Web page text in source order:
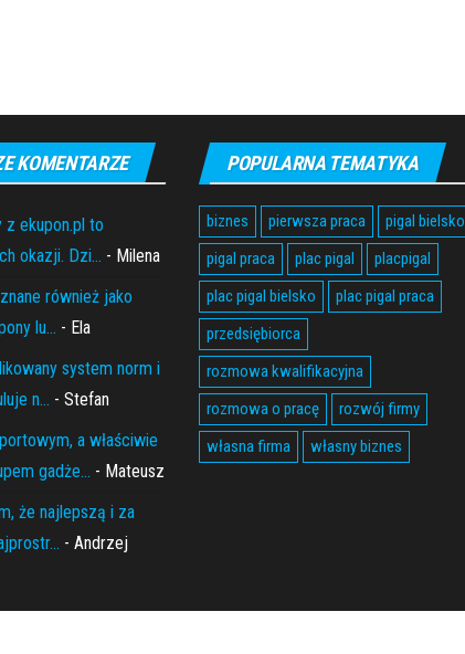
KOMENTARZE
z ekupon.pl to
okazji. Dzi... - Milena
również jako
lu... - Ela
system norm i
n... - Stefan
a właściwie
gadże... - Mateusz
że najlepszą i za
- Andrzej
POPULARNA TEMATYKA
biznes pierwsza praca
pigal bielsko
pigal praca
plac pigal
placpigal
plac pigal bielsko
plac pigal praca
przedsiębiorca
rozmowa kwalifikacyjna
rozmowa o pracę
rozwój firmy
własna firma
własny biznes